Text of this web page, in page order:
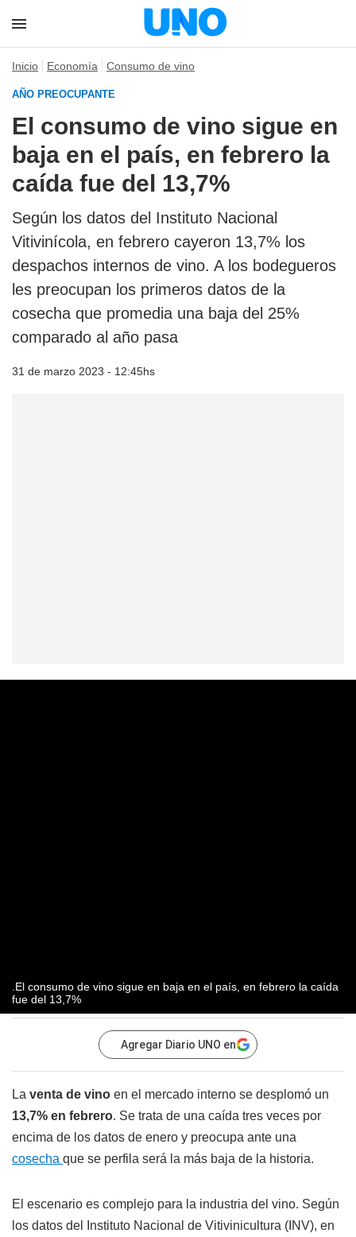
Inicio Economía Consumo de vino
AÑO PREOCUPANTE
El consumo de vino sigue en
baja en el país, en febrero la
caída fue del 13,7%
Según los datos del Instituto Nacional
Vitivinícola, en febrero cayeron 13,7% los
despachos internos de vino. A los bodegueros
les preocupan los primeros datos de la
cosecha que promedia una baja del 25%
comparado al año pasa
31 de marzo 2023 - 12:45hs
.El consumo de vino sigue en baja en el país, en febrero la caída
fue del 13,7%
Agregar Diario UNO en
La venta de vino en el mercado interno se desplomó un
13,7% en febrero. Se trata de una caída tres veces por
encima de los datos de enero y preocupa ante una
cosecha que se perfila será la más baja de la historia.
El escenario es complejo para la industria del vino. Según
los datos del Instituto Nacional de Vitivinicultura (INV), en